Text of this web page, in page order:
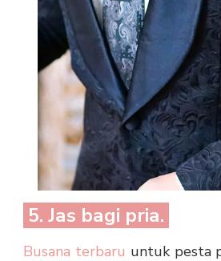
5. Jas bagi pria.
Busana terbaru untuk pesta